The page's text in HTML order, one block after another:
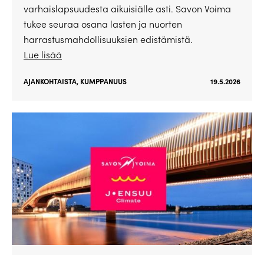
varhaislapsuudesta aikuisiälle asti. Savon Voima
tukee seuraa osana lasten ja nuorten
harrastusmahdollisuuksien edistämistä.
Lue lisää
AJANKOHTAISTA, KUMPPANUUS 19.5.2026